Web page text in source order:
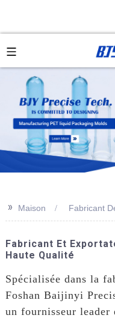
>> Maison Fabricant
Fabricant Et
Haute Qualité
Spécialisée dans la
Foshan Baijinyi
un fournisseur leader